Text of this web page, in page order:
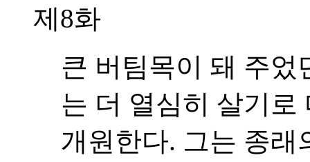
제8화
큰 버팀목이 돼 주었
는 더 열심히 살기로
개원한다. 그는 종래